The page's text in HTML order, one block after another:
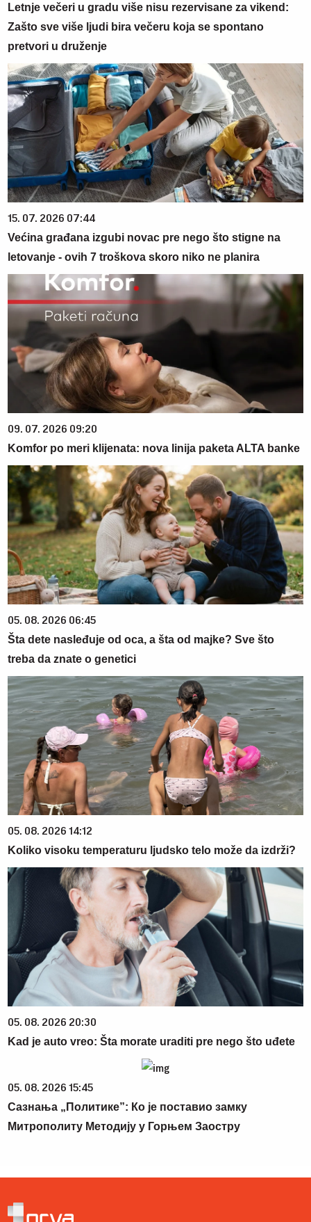
Letnje večeri u gradu više nisu rezervisane za vikend:
Zašto sve više ljudi bira večeru koja se spontano
pretvori u druženje
15. 07. 2026 07:44
Većina građana izgubi novac pre nego što stigne na
letovanje - ovih 7 troškova skoro niko ne planira
09. 07. 2026 09:20
Komfor po meri klijenata: nova linija paketa ALTA banke
05. 08. 2026 06:45
Šta dete nasleđuje od oca, a šta od majke? Sve što
treba da znate o genetici
05. 08. 2026 14:12
Koliko visoku temperaturu ljudsko telo može da izdrži?
05. 08. 2026 20:30
Kad je auto vreo: Šta morate uraditi pre nego što uđete
05. 08. 2026 15:45
Сазнања „Политике”: Ко је поставио замку
Митрополиту Методију у Горњем Заостру